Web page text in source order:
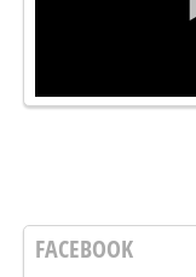
FACEBOOK